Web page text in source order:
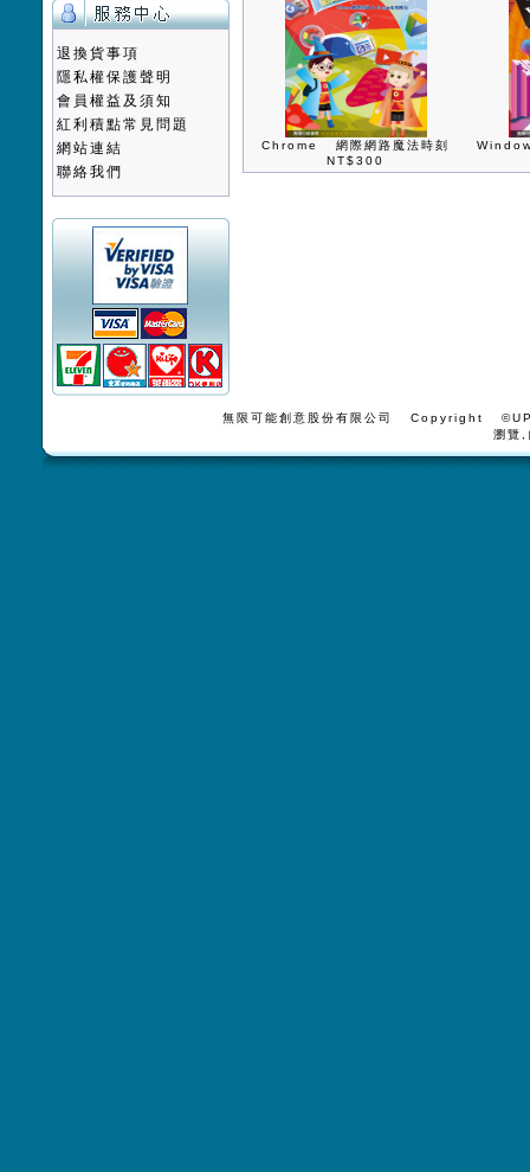
退換貨事項
隱私權保護聲明
會員權益及須知
紅利積點常見問題
網站連結
聯絡我們
Chrome 網際網路魔法時刻
NT$300
無限可能創意股份有限公司 Copyright
瀏